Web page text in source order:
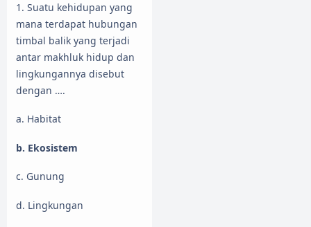
1. Suatu kehidupan yang
mana terdapat hubungan
timbal balik yang terjadi
antar makhluk hidup dan
lingkungannya disebut
dengan ….
a. Habitat
b. Ekosistem
c. Gunung
d. Lingkungan